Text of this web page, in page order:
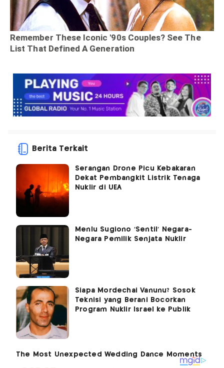
Berita Terkait
Serangan Drone Picu Kebakaran
Dekat Pembangkit Listrik Tenaga
Nuklir di UEA
Menlu Sugiono 'Sentil' Negara-
Negara Pemilik Senjata Nuklir
Siapa Mordechai Vanunu? Sosok
Teknisi yang Berani Bocorkan
Program Nuklir Israel ke Publik